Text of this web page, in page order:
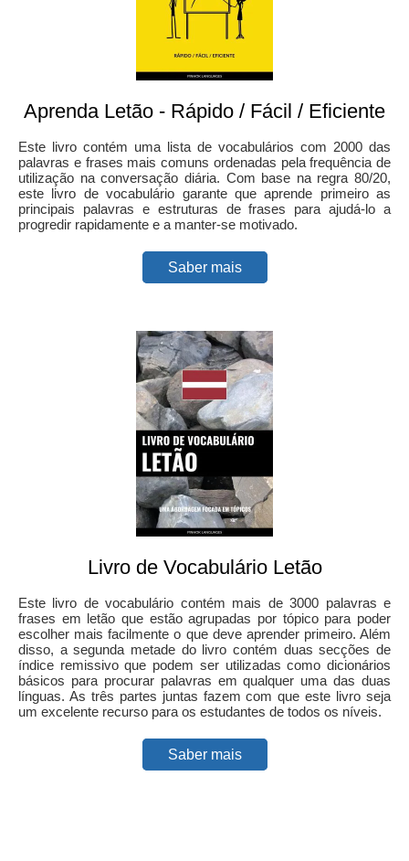
Aprenda Letão - Rápido / Fácil / Eficiente
Este livro contém uma lista de vocabulários com 2000 das
palavras e frases mais comuns ordenadas pela frequência de
utilização na conversação diária. Com base na regra 80/20,
este livro de vocabulário garante que aprende primeiro as
principais palavras e estruturas de frases para ajudá-lo a
progredir rapidamente e a manter-se motivado.
Saber mais
Livro de Vocabulário Letão
Este livro de vocabulário contém mais de 3000 palavras e
frases em letão que estão agrupadas por tópico para poder
escolher mais facilmente o que deve aprender primeiro. Além
disso, a segunda metade do livro contém duas secções de
índice remissivo que podem ser utilizadas como dicionários
básicos para procurar palavras em qualquer uma das duas
línguas. As três partes juntas fazem com que este livro seja
um excelente recurso para os estudantes de todos os níveis.
Saber mais